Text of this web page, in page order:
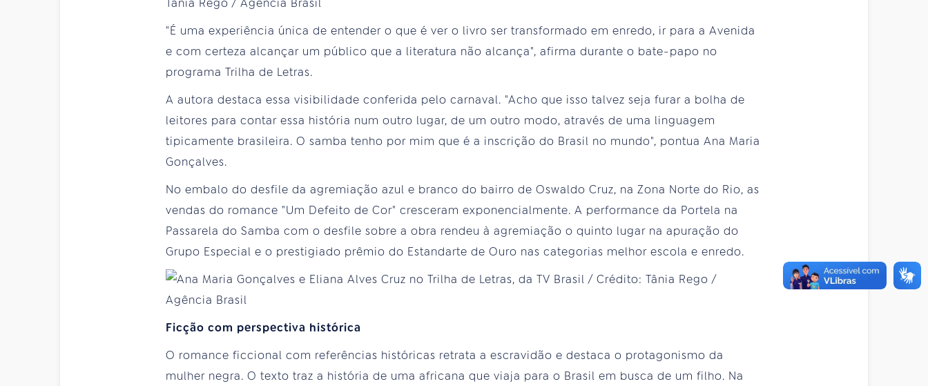
"É uma experiência única de entender o que é ver o livro ser transformado em enredo, ir para a Avenida
e com certeza alcançar um público que a literatura não alcança", afirma durante o bate-papo no
programa Trilha de Letras.
A autora destaca essa visibilidade conferida pelo carnaval. "Acho que isso talvez seja furar a bolha de
leitores para contar essa história num outro lugar, de um outro modo, através de uma linguagem
tipicamente brasileira. O samba tenho por mim que é a inscrição do Brasil no mundo", pontua Ana Maria
Gonçalves.
No embalo do desfile da agremiação azul e branco do bairro de Oswaldo Cruz, na Zona Norte do Rio, as
vendas do romance "Um Defeito de Cor" cresceram exponencialmente. A performance da Portela na
Passarela do Samba com o desfile sobre a obra rendeu à agremiação o quinto lugar na apuração do
Grupo Especial e o prestigiado prêmio do Estandarte de Ouro nas categorias melhor escola e enredo.
Ficção com perspectiva histórica
O romance ficcional com referências históricas retrata a escravidão e destaca o protagonismo da
mulher negra. O texto traz a história de uma africana que viaja para o Brasil em busca de um filho. Na